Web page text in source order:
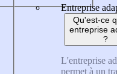
Entreprise
Qu'est-ce
entreprise
?
L'entreprise
permet à un